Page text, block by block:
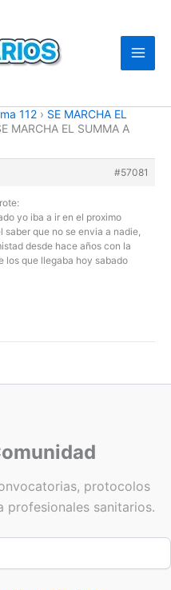
112 › SE MARCHA EL
MARCHA EL SUMMA A
#57081
yo iba a ir en el proximo
saber que no se envia a nadie,
desde hace años con la
los que llegaba hoy sabado
protocolos
profesionales sanitarios.